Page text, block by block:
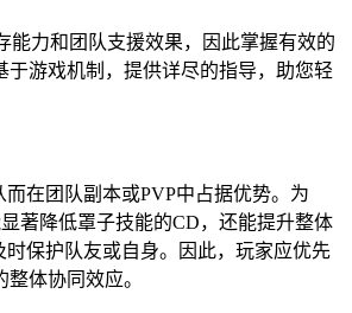
能力和团队支援效果，因此掌握有效的
游戏机制，提供详尽的指导，助您轻
在团队副本或PVP中占据优势。为
著降低罩子技能的CD，还能提升整体
保护队友或自身。因此，玩家应优先
体协同效应。